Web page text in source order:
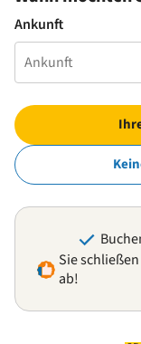
Ankunft
Sie
ab!